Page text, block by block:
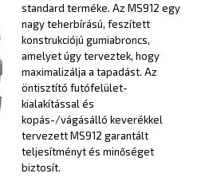
standard terméke. Az MS912 egy
nagy teherbírású, feszített
konstrukciójú gumiabroncs,
amelyet úgy terveztek, hogy
maximalizálja a tapadást. Az
öntisztító futófelület-
kialakítással és
kopás-/vágásálló keverékkel
tervezett MS912 garantált
teljesítményt és minőséget
biztosít.